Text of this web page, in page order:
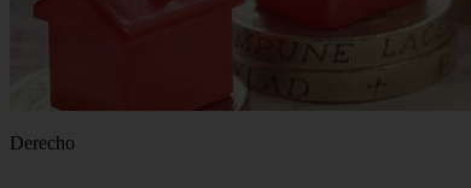
Derecho